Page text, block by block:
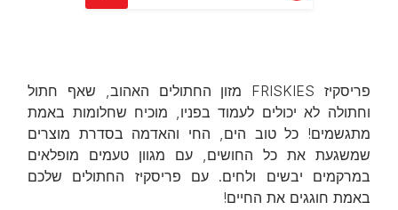
פריסקיז FRISKIES מזון החתולים האהוב, שאף חתול
וחתולה לא יכולים לעמוד בפניו, מוכיח שחלומות באמת
מתגשמים! כל טוב הים, החי והאדמה בסדרת מוצרים
שמשגעת את כל החושים, עם מגוון טעמים מופלאים
במרקמים יבשים ולחים. עם פריסקיז החתולים שלכם
באמת חוגגים את החיים!